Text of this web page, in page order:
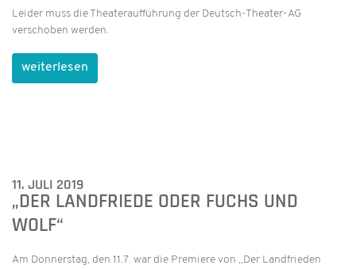
Leider muss die Theateraufführung der Deutsch-Theater-AG
verschoben werden.
weiterlesen
11. JULI 2019
„DER LANDFRIEDE ODER FUCHS UND
WOLF“
Am Donnerstag, den 11.7. war die Premiere von „Der Landfrieden